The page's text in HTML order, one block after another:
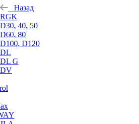
Назад
RGK
D30, 40, 50
D60, 80
D100, D120
DL
DL G
DV